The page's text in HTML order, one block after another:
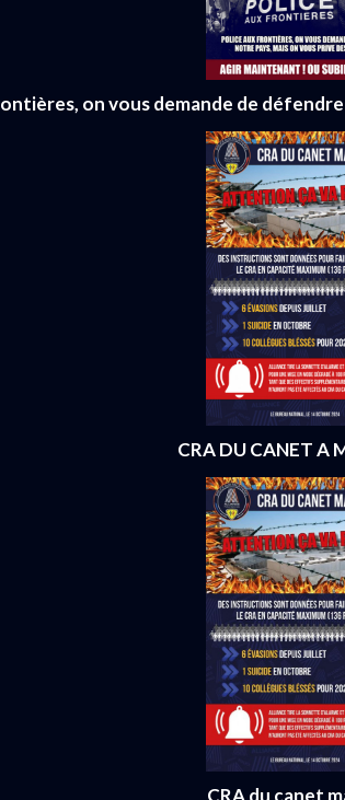
on vous demande de
CRA DU CANET A
CRA du canet